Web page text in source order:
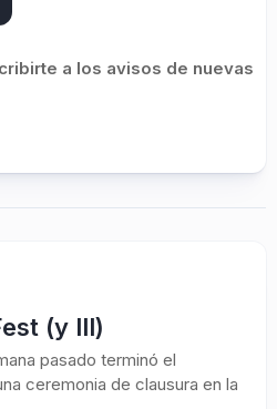
a los avisos de nuevas
(y III)
pasado terminó el
ceremonia de clausura en la